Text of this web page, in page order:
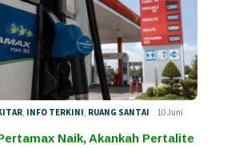
INFO TERKINI RUANG SANTAI
10 Juni
Naik, Akankah Pertalite